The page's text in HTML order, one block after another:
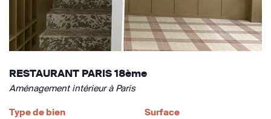
RESTAURANT PARIS 18ème
Aménagement intérieur à Paris
Type de bien
Surface